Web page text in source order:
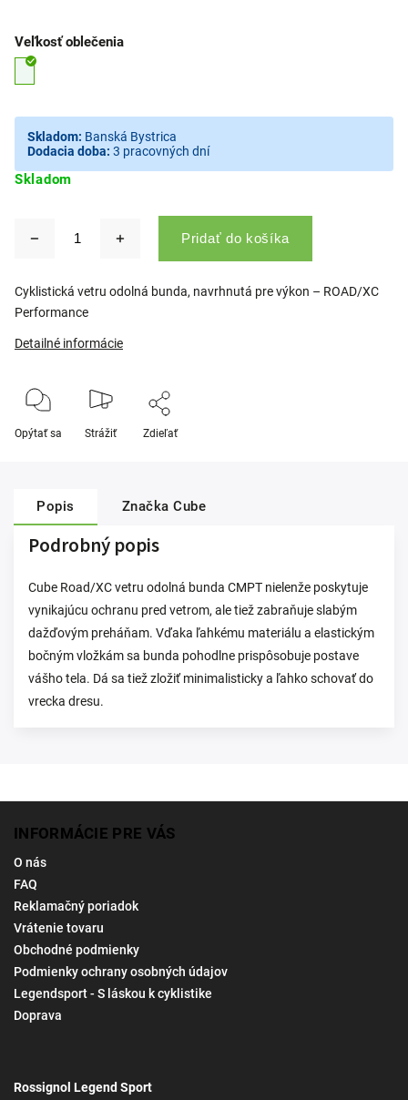
Skladom
Veľkosť oblečenia
Skladom: Banská Bystrica
Dodacia doba: 3 pracovných dní
Pridať do košíka
Cyklistická vetru odolná bunda, navrhnutá pre výkon – ROAD/XC
Performance
Detailné informácie
Opýtať sa Strážiť Zdieľať
Popis Značka Cube
Podrobný popis
Cube Road/XC vetru odolná bunda CMPT nielenže poskytuje
vynikajúcu ochranu pred vetrom, ale tiež zabraňuje slabým
dažďovým preháňam. Vďaka ľahkému materiálu a elastickým
bočným vložkám sa bunda pohodlne prispôsobuje postave
vášho tela. Dá sa tiež zložiť minimalisticky a ľahko schovať do
vrecka dresu.
INFORMÁCIE PRE VÁS
O nás
FAQ
Reklamačný poriadok
Vrátenie tovaru
Obchodné podmienky
Podmienky ochrany osobných údajov
Legendsport - S láskou k cyklistike
Doprava
Rossignol Legend Sport